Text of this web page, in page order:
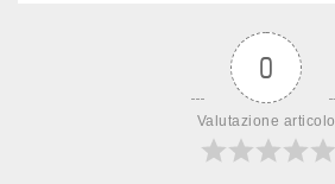
0
Valutazione articolo